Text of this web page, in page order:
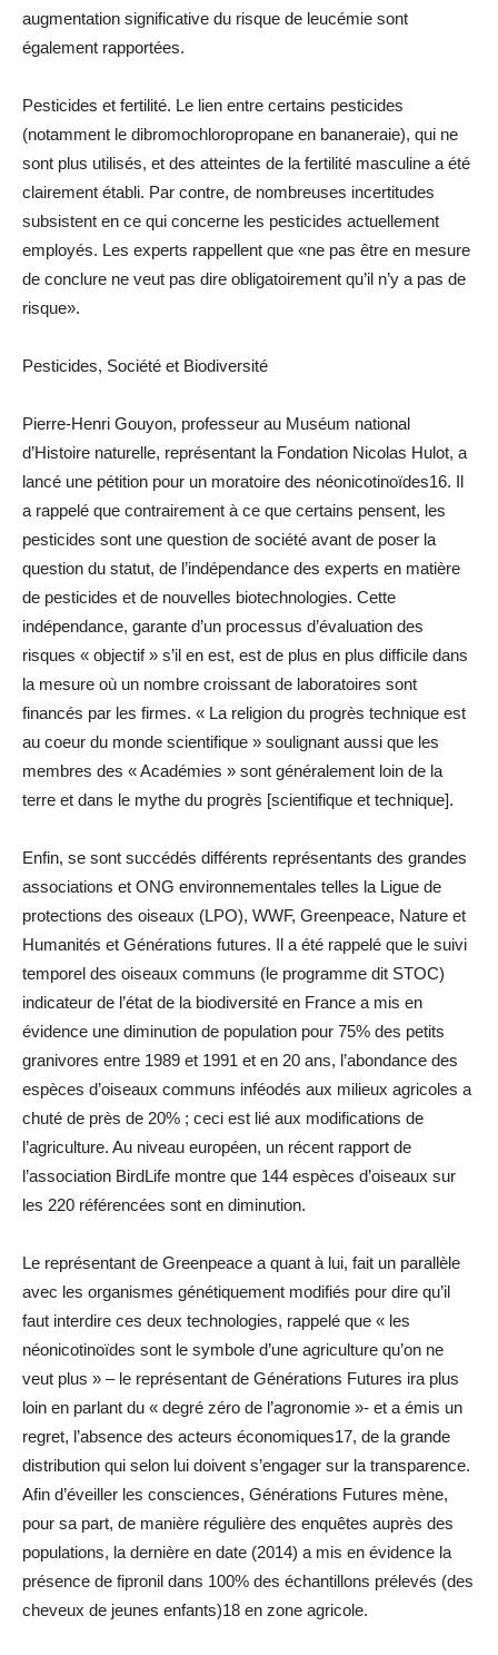
augmentation significative du risque de leucémie sont
également rapportées.
Pesticides et fertilité. Le lien entre certains pesticides
(notamment le dibromochloropropane en bananeraie), qui ne
sont plus utilisés, et des atteintes de la fertilité masculine a été
clairement établi. Par contre, de nombreuses incertitudes
subsistent en ce qui concerne les pesticides actuellement
employés. Les experts rappellent que «ne pas être en mesure
de conclure ne veut pas dire obligatoirement qu’il n’y a pas de
risque».
Pesticides, Société et Biodiversité
Pierre-Henri Gouyon, professeur au Muséum national
d’Histoire naturelle, représentant la Fondation Nicolas Hulot, a
lancé une pétition pour un moratoire des néonicotinoïdes16. Il
a rappelé que contrairement à ce que certains pensent, les
pesticides sont une question de société avant de poser la
question du statut, de l’indépendance des experts en matière
de pesticides et de nouvelles biotechnologies. Cette
indépendance, garante d’un processus d’évaluation des
risques « objectif » s’il en est, est de plus en plus difficile dans
la mesure où un nombre croissant de laboratoires sont
financés par les firmes. « La religion du progrès technique est
au coeur du monde scientifique » soulignant aussi que les
membres des « Académies » sont généralement loin de la
terre et dans le mythe du progrès [scientifique et technique].
Enfin, se sont succédés différents représentants des grandes
associations et ONG environnementales telles la Ligue de
protections des oiseaux (LPO), WWF, Greenpeace, Nature et
Humanités et Générations futures. Il a été rappelé que le suivi
temporel des oiseaux communs (le programme dit STOC)
indicateur de l’état de la biodiversité en France a mis en
évidence une diminution de population pour 75% des petits
granivores entre 1989 et 1991 et en 20 ans, l’abondance des
espèces d’oiseaux communs inféodés aux milieux agricoles a
chuté de près de 20% ; ceci est lié aux modifications de
l’agriculture. Au niveau européen, un récent rapport de
l’association BirdLife montre que 144 espèces d’oiseaux sur
les 220 référencées sont en diminution.
Le représentant de Greenpeace a quant à lui, fait un parallèle
avec les organismes génétiquement modifiés pour dire qu’il
faut interdire ces deux technologies, rappelé que « les
néonicotinoïdes sont le symbole d’une agriculture qu’on ne
veut plus » – le représentant de Générations Futures ira plus
loin en parlant du « degré zéro de l’agronomie »- et a émis un
regret, l’absence des acteurs économiques17, de la grande
distribution qui selon lui doivent s’engager sur la transparence.
Afin d’éveiller les consciences, Générations Futures mène,
pour sa part, de manière régulière des enquêtes auprès des
populations, la dernière en date (2014) a mis en évidence la
présence de fipronil dans 100% des échantillons prélevés (des
cheveux de jeunes enfants)18 en zone agricole.